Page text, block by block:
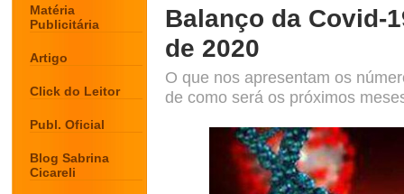
Matéria
Publicitária
Artigo
Click do Leitor
Publ. Oficial
Blog Sabrina
Cicareli
Balanço da Covid-
de 2020
O que nos apresentam os
de como será os próximos